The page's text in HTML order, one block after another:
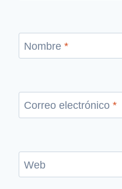
Nombre *
Correo electrónico *
Web